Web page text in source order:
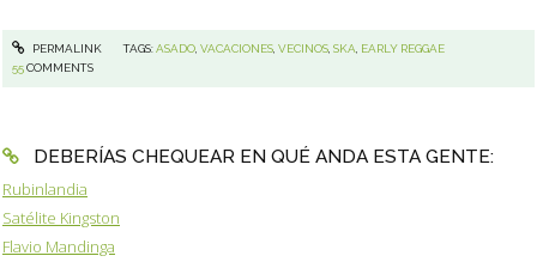
PERMALINK TAGS:ASADO, VACACIONES, VECINOS, SKA EARLY REGGAE
55COMMENTS
DEBERÍAS CHEQUEAR EN QUÉ ANDA ESTA GENTE:
Rubinlandia
Satélite Kingston
Flavio Mandinga